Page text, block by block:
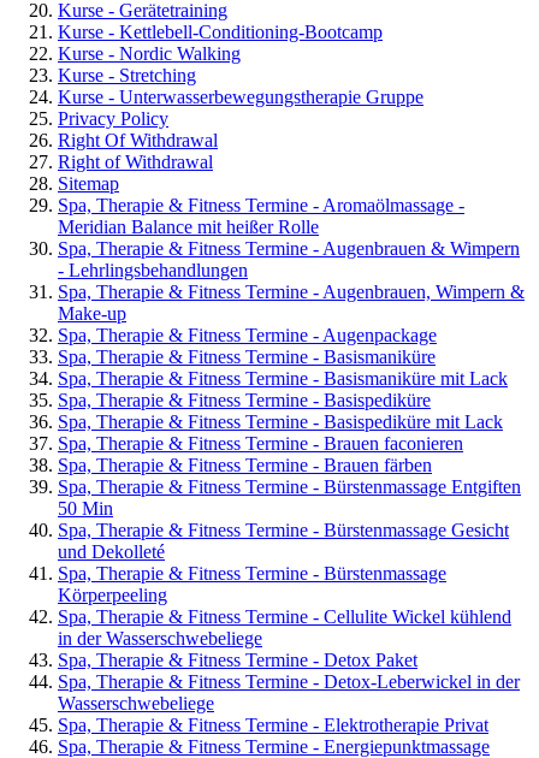
Kurse - Gerätetraining
Kurse - Kettlebell-Conditioning-Bootcamp
Kurse - Nordic Walking
Kurse - Stretching
Kurse - Unterwasserbewegungstherapie Gruppe
Privacy Policy
Right Of Withdrawal
Right of Withdrawal
Sitemap
Spa, Therapie & Fitness Termine - Aromaölmassage -
Meridian Balance mit heißer Rolle
Spa, Therapie & Fitness Termine - Augenbrauen & Wimpern
- Lehrlingsbehandlungen
Spa, Therapie & Fitness Termine - Augenbrauen, Wimpern &
Make-up
Spa, Therapie & Fitness Termine - Augenpackage
Spa, Therapie & Fitness Termine - Basismaniküre
Spa, Therapie & Fitness Termine - Basismaniküre mit Lack
Spa, Therapie & Fitness Termine - Basispediküre
Spa, Therapie & Fitness Termine - Basispediküre mit Lack
Spa, Therapie & Fitness Termine - Brauen faconieren
Spa, Therapie & Fitness Termine - Brauen färben
Spa, Therapie & Fitness Termine - Bürstenmassage Entgiften
50 Min
Spa, Therapie & Fitness Termine - Bürstenmassage Gesicht
und Dekolleté
Spa, Therapie & Fitness Termine - Bürstenmassage
Körperpeeling
Spa, Therapie & Fitness Termine - Cellulite Wickel kühlend
in der Wasserschwebeliege
Spa, Therapie & Fitness Termine - Detox Paket
Spa, Therapie & Fitness Termine - Detox-Leberwickel in der
Wasserschwebeliege
Spa, Therapie & Fitness Termine - Elektrotherapie Privat
Spa, Therapie & Fitness Termine - Energiepunktmassage